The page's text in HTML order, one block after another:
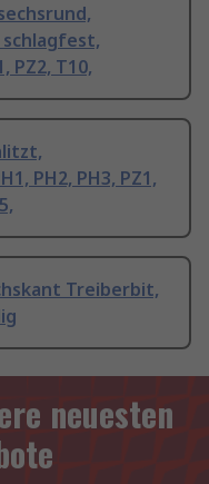
PZ2, T10,
PH2, PH3, PZ1,
Treiberbit,
neuesten